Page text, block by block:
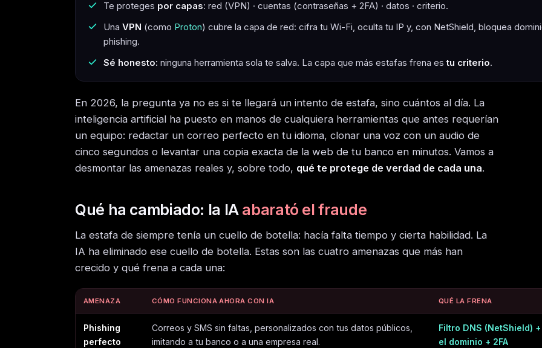
Te proteges por capas: red (VPN) · cuentas (contraseñas + 2FA) · datos · criterio.
Una VPN (como Proton) cubre la capa de red: cifra tu Wi-Fi, oculta tu IP y, con NetShield, bloquea
phishing.
Sé honesto: ninguna herramienta sola te salva. La capa que más estafas frena estu criterio.
En 2026, la pregunta ya no es si te llegará un intento de estafa, sino cuántos al día. La
inteligencia artificial ha puesto en manos de cualquiera herramientas que antes requerían
un equipo: redactar un correo perfecto en tu idioma, clonar una voz con un audio de
cinco segundos o levantar una copia exacta de la web de tu banco en minutos. Vamos a
desmontar las amenazas reales y, sobre todo, qué te protege de verdad de cada una.
Qué ha cambiado: la IA abarató el fraude
La estafa de siempre tenía un cuello de botella: hacía falta tiempo y cierta habilidad. La
IA ha eliminado ese cuello de botella. Estas son las cuatro amenazas que más han
crecido y qué frena a cada una:
AMENAZA CÓMO FUNCIONA AHORA CON IA QUÉ LA FRENA
Phishing
perfecto
Correos y SMS sin faltas, personalizados con tus datos públicos,
imitando a tu banco o a una empresa real.
Filtro DNS (NetShield)
el dominio + 2FA